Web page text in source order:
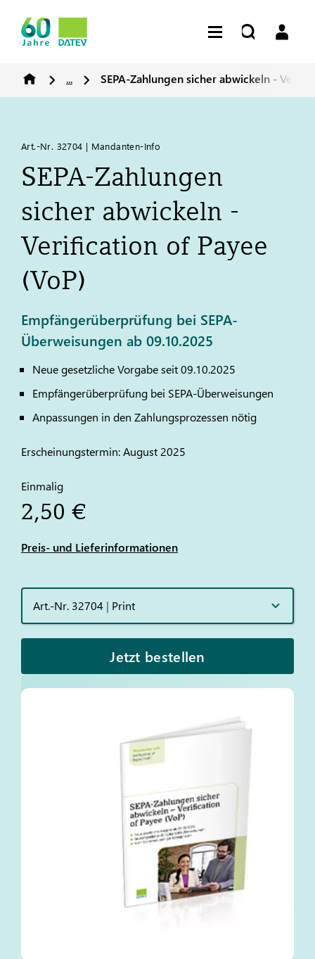
... SEPA-Zahlungen sicher abwickeln -
Art.-Nr. 32704 | Mandanten-Info
SEPA-Zahlungen
sicher abwickeln -
Verification of Payee
(VoP)
Empfängerüberprüfung bei SEPA-
Überweisungen ab 09.10.2025
Neue gesetzliche Vorgabe seit 09.10.2025
Empfängerüberprüfung bei SEPA-Überweisungen
Anpassungen in den Zahlungsprozessen nötig
Erscheinungstermin: August 2025
Einmalig
2,50 €
Preis- und Lieferinformationen
Art.-Nr. 32704 | Print
Jetzt bestellen